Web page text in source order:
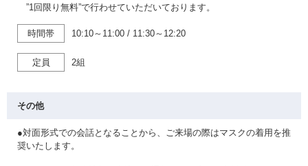
”1回限り無料”で行わせていただいております。
時間帯 10:10～11:00 / 11:30～12:20
定員 2組
その他
●対面形式での会話となることから、ご来場の際はマスクの着用を推
奨いたします。